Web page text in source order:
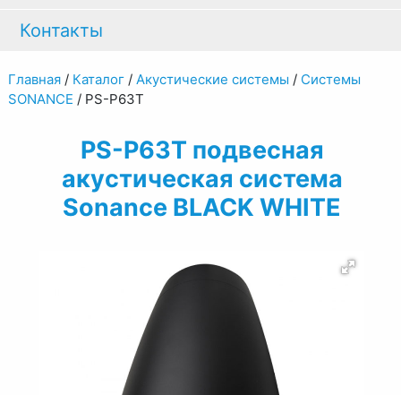
Контакты
Главная/ Каталог/ Акустические системы / Системы
SONANCE / PS-P63T
PS-P63T подвесная
акустическая система
Sonance BLACK WHITE